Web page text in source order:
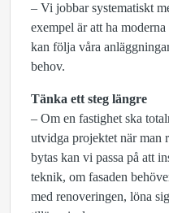
– Vi jobbar systematiskt
exempel är att ha
kan följa våra
behov.
Tänka ett steg längre
– Om en fastighet ska
utvidga projektet när man
bytas kan vi passa på att
teknik, om fasaden
med renoveringen, löna